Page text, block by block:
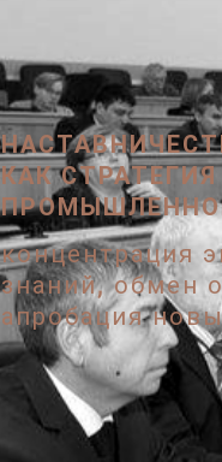
КАК СТРАТЕГИЯ
концентрация
знаний, обмен
апробация